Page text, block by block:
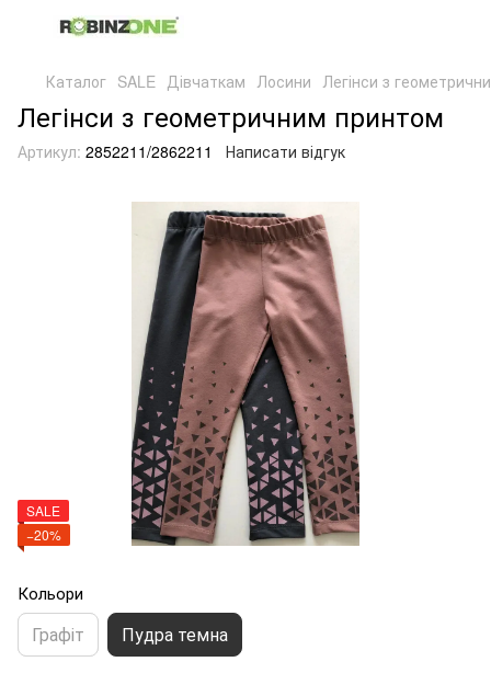
Каталог SALE Дівчаткам Лосини Легінси з
Легінси з геометричним принтом
Артикул: 2852211/2862211 Написати відгук
SALE
−20%
Кольори
Графіт Пудра темна